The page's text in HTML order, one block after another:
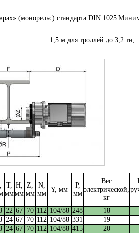
(монорельс) стандарта DIN 1025
1,5 м для троллей до 3,2 тн,
T,
мм
H,
мм
Z,
мм
N,
мм
Y, мм
P,
мм
Вес
электрической,
кг
22 67 70 112 104/88 248 18
24 67 70 112 104/88 331 19
24 67 70 112 104/88 415 20